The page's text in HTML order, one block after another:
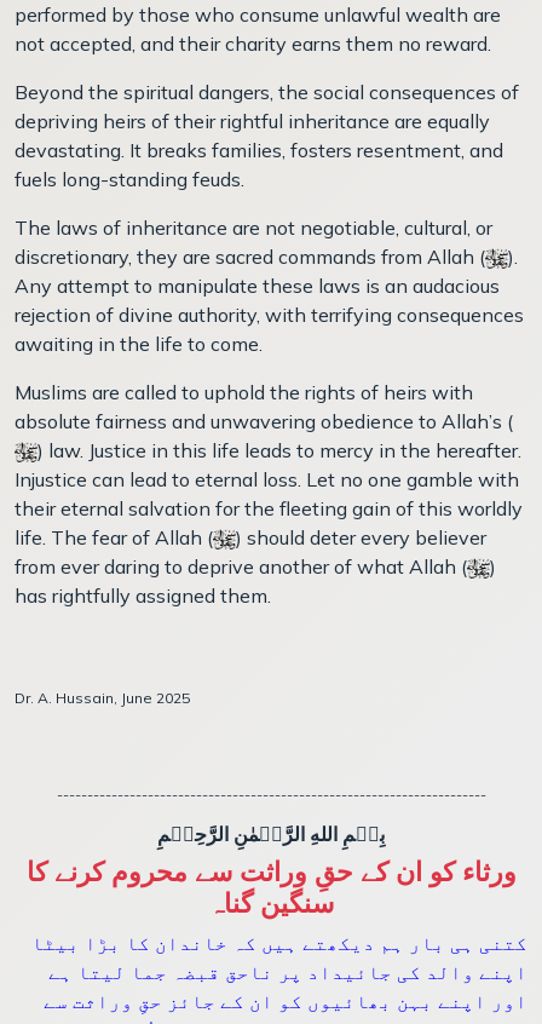
performed by those who consume unlawful wealth are
not accepted, and their charity earns them no reward.
Beyond the spiritual dangers, the social consequences of
depriving heirs of their rightful inheritance are equally
devastating. It breaks families, fosters resentment, and
fuels long-standing feuds.
The laws of inheritance are not negotiable, cultural, or
discretionary, they are sacred commands from Allah (
).
Any attempt to manipulate these laws is an audacious
rejection of divine authority, with terrifying consequences
awaiting in the life to come.
Muslims are called to uphold the rights of heirs with
absolute fairness and unwavering obedience to Allah’s (
) law. Justice in this life leads to mercy in the hereafter.
Injustice can lead to eternal loss. Let no one gamble with
their eternal salvation for the fleeting gain of this worldly
life. The fear of Allah (
) should deter every believer
from ever daring to deprive another of what Allah (
)
has rightfully assigned them.
Dr. A. Hussain, June 2025
-----------------------------------------------------------------------
بِسۡمِ اللهِ الرَّحۡمٰنِ الرَّحِيۡمِ
ورثاء کو ان کے حقِ وراثت سے محروم کرنے کا
سنگین گناہ
کتنی ہی بار ہم دیکھتے ہیں کہ خاندان کا بڑا بیٹا
اپنے والد کی جائیداد پر ناحق قبضہ جما لیتا ہے
اور اپنے بہن بھائیوں کو ان کے جائز حقِ وراثت سے